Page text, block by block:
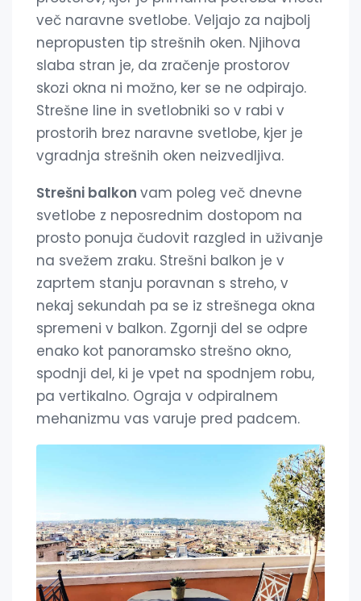
več naravne svetlobe. Veljajo za najbolj
nepropusten tip strešnih oken. Njihova
slaba stran je, da zračenje prostorov
skozi okna ni možno, ker se ne odpirajo.
Strešne line in svetlobniki so v rabi v
prostorih brez naravne svetlobe, kjer je
vgradnja strešnih oken neizvedljiva.
Strešni balkon vam poleg več dnevne
svetlobe z neposrednim dostopom na
prosto ponuja čudovit razgled in uživanje
na svežem zraku. Strešni balkon je v
zaprtem stanju poravnan s streho, v
nekaj sekundah pa se iz strešnega okna
spremeni v balkon. Zgornji del se odpre
enako kot panoramsko strešno okno,
spodnji del, ki je vpet na spodnjem robu,
pa vertikalno. Ograja v odpiralnem
mehanizmu vas varuje pred padcem.